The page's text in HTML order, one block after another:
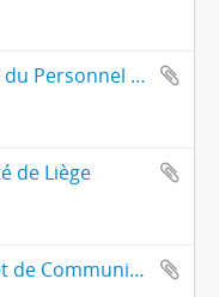
C.U.P.S. (Conseil Universitaire du Personnel Scientifique)
de Liège
Département d'Information et de Communication